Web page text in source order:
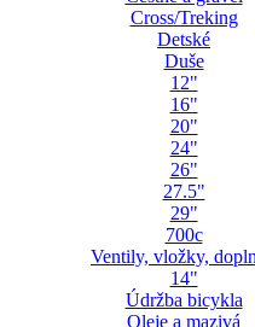
Cross/Treking
Detské
Duše
12"
16"
20"
24"
26"
27.5"
29"
700c
Ventily, vložky,
14"
Údržba bicykla
Oleje a mazivá